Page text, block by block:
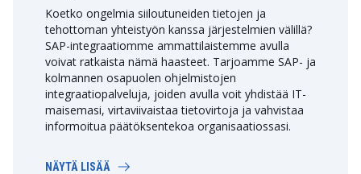
Koetko ongelmia siiloutuneiden tietojen ja
tehottoman yhteistyön kanssa järjestelmien välillä?
SAP-integraatiomme ammattilaistemme avulla
voivat ratkaista nämä haasteet. Tarjoamme SAP- ja
kolmannen osapuolen ohjelmistojen
integraatiopalveluja, joiden avulla voit yhdistää IT-
maisemasi, virtaviivaistaa tietovirtoja ja vahvistaa
informoitua päätöksentekoa organisaatiossasi.
NÄYTÄ LISÄÄ